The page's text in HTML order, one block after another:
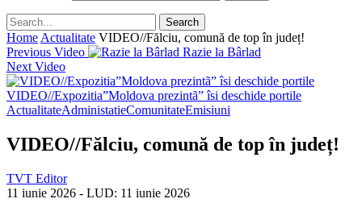
Home Actualitate VIDEO//Fălciu, comună de top în județ!
Previous Video
Razie la Bârlad
Next Video
VIDEO//Expozitia”Moldova prezintã” îsi deschide portile
ActualitateAdministatieComunitateEmisiuni
VIDEO//Fălciu, comună de top în județ!
TVT Editor
11 iunie 2026 - LUD: 11 iunie 2026